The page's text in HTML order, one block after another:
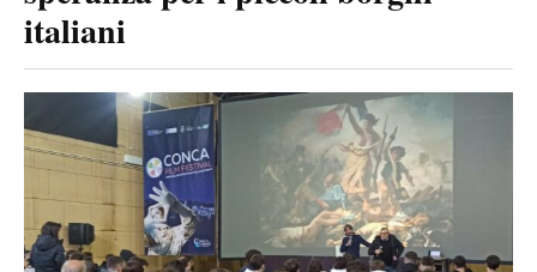
italiani